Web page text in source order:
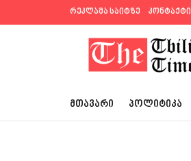
რეკლამა საიტზე კონტაქტი
ᲛᲗᲐᲕᲐᲠᲘ ᲞᲝᲚᲘᲢᲘᲙᲐ